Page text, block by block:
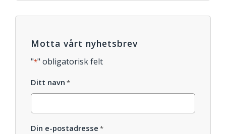
Motta vårt nyhetsbrev
"*" obligatorisk felt
Ditt navn *
Din e-postadresse *